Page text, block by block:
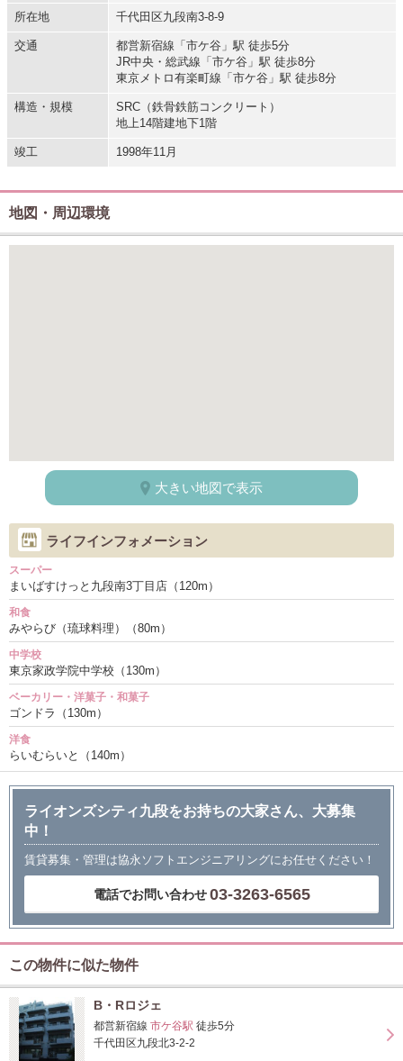
所在地 千代田区九段南3-8-9
交通
都営新宿線「市ケ谷」駅 徒歩5分
JR中央・総武線「市ケ谷」駅 徒歩8分
東京メトロ有楽町線「市ケ谷」駅 徒歩8分
構造・規模
SRC（鉄骨鉄筋コンクリート）
地上14階建地下1階
竣工 1998年11月
地図・周辺環境
大きい地図で表示
ライフインフォメーション
スーパー
まいばすけっと九段南3丁目店（120m）
和食
みやらび（琉球料理）（80m）
中学校
東京家政学院中学校（130m）
ベーカリー・洋菓子・和菓子
ゴンドラ（130m）
洋食
らいむらいと（140m）
ライオンズシティ九段をお持ちの大家さん、大募集
中！
賃貸募集・管理は協永ソフトエンジニアリングにお任せください！
電話でお問い合わせ 03-3263-6565
この物件に似た物件
B・Rロジェ
都営新宿線 市ケ谷駅 徒歩5分
千代田区九段北3-2-2